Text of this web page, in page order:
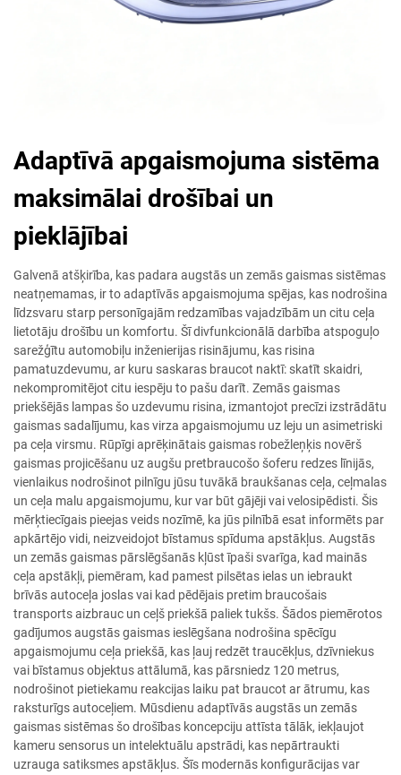
Adaptīvā apgaismojuma sistēma
maksimālai drošībai un
pieklājībai
Galvenā atšķirība, kas padara augstās un zemās gaismas sistēmas
neatņemamas, ir to adaptīvās apgaismojuma spējas, kas nodrošina
līdzsvaru starp personīgajām redzamības vajadzībām un citu ceļa
lietotāju drošību un komfortu. Šī divfunkcionālā darbība atspoguļo
sarežģītu automobiļu inženierijas risinājumu, kas risina
pamatuzdevumu, ar kuru saskaras braucot naktī: skatīt skaidri,
nekompromitējot citu iespēju to pašu darīt. Zemās gaismas
priekšējās lampas šo uzdevumu risina, izmantojot precīzi izstrādātu
gaismas sadalījumu, kas virza apgaismojumu uz leju un asimetriski
pa ceļa virsmu. Rūpīgi aprēķinātais gaismas robežleņķis novērš
gaismas projicēšanu uz augšu pretbraucošo šoferu redzes līnijās,
vienlaikus nodrošinot pilnīgu jūsu tuvākā braukšanas ceļa, ceļmalas
un ceļa malu apgaismojumu, kur var būt gājēji vai velosipēdisti. Šis
mērķtiecīgais pieejas veids nozīmē, ka jūs pilnībā esat informēts par
apkārtējo vidi, neizveidojot bīstamus spīduma apstākļus. Augstās
un zemās gaismas pārslēgšanās kļūst īpaši svarīga, kad mainās
ceļa apstākļi, piemēram, kad pamest pilsētas ielas un iebraukt
brīvās autoceļa joslas vai kad pēdējais pretim braucošais
transports aizbrauc un ceļš priekšā paliek tukšs. Šādos piemērotos
gadījumos augstās gaismas ieslēgšana nodrošina spēcīgu
apgaismojumu ceļa priekšā, kas ļauj redzēt traucēkļus, dzīvniekus
vai bīstamus objektus attālumā, kas pārsniedz 120 metrus,
nodrošinot pietiekamu reakcijas laiku pat braucot ar ātrumu, kas
raksturīgs autoceļiem. Mūsdienu adaptīvās augstās un zemās
gaismas sistēmas šo drošības koncepciju attīsta tālāk, iekļaujot
kameru sensorus un intelektuālu apstrādi, kas nepārtraukti
uzrauga satiksmes apstākļus. Šīs modernās konfigurācijas var